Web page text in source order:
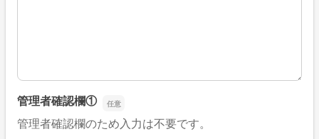
管理者確認欄①
管理者確認欄のため入力は不要です。